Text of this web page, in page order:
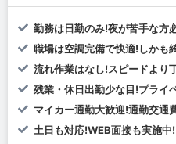
勤務は日勤のみ!夜が苦手な方
職場は空調完備で快適!しかも
流れ作業はなし!スピードより
残業・休日出勤少な目!プライ
マイカー通勤大歓迎!通勤交通
土日も対応!WEB面接も実施中